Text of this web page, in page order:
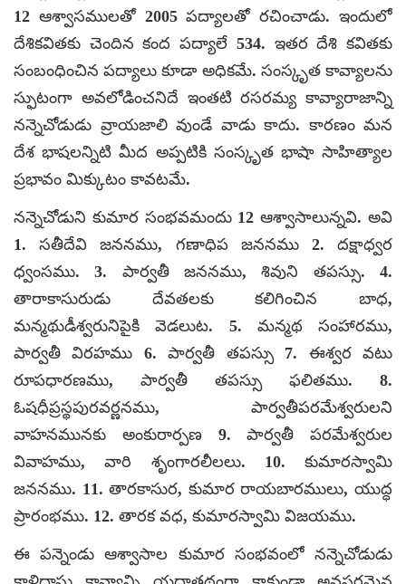
12 ఆశ్వాసములతో 2005 పద్యాలతో రచించాడు. ఇందులో
దేశికవితకు చెందిన కంద పద్యాలే 534. ఇతర దేశి కవితకు
సంబంధించిన పద్యాలు కూడా అధికమే. సంస్కృత కావ్యాలను
స్ఫుటంగా అవలోడించనిదే ఇంతటి రసరమ్య కావ్యారాజాన్ని
నన్నెచోడుడు వ్రాయజాలి వుండే వాడు కాదు. కారణం మన
దేశ భాషలన్నిటి మీద అప్పటికి సంస్కృత భాషా సాహిత్యాల
ప్రభావం మిక్కుటం కావటమే.
నన్నెచోడుని కుమార సంభవమందు 12 ఆశ్వాసాలున్నవి. అవి
1. సతీదేవి జననము, గణాధిప జననము 2. దక్షాధ్వర
ధ్వంసము. 3. పార్వతీ జననము, శివుని తపస్సు. 4.
తారాకాసురుడు దేవతలకు కలిగించిన బాధ,
మన్మథుడీశ్వరునిపైకి వెడలుట. 5. మన్మథ సంహారము,
పార్వతీ విరహము 6. పార్వతీ తపస్సు 7. ఈశ్వర వటు
రూపధారణము, పార్వతీ తపస్సు ఫలితము. 8.
ఓషధీప్రస్థపురవర్ణనము, పార్వతీపరమేశ్వరులని
వాహనమునకు అంకురార్పణ 9. పార్వతీ పరమేశ్వరుల
వివాహము, వారి శృంగారలీలలు. 10. కుమారస్వామి
జననము. 11. తారకాసుర, కుమార రాయబారములు, యుద్ధ
ప్రారంభము. 12. తారక వధ, కుమారస్వామి విజయము.
ఈ పన్నెండు ఆశ్వాసాల కుమార సంభవంలో నన్నెచోడుడు